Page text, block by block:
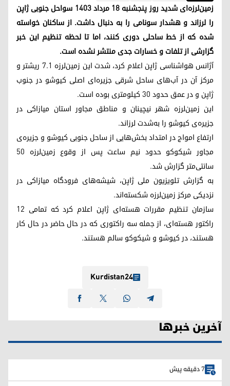
زمین‌لرزه‌ای شدید روز پنجشنبه ۱۸ مرداد ۱۴۰۳ سواحل جنوبی ژاپن
را لرزاند و هشدار سونامی را به دنبال داشت. از ساکنان خواسته
شده که از خط ساحلی دوری کنند، اما تا لحظه تنظیم این خبر
گزارشی از تلفات و خسارات جدی منتشر نشده است.
آژانس هواشناسی ژاپن اعلام کرد، شدت این زمین‌لرزه ۷.۱ ریشتر و
مرکز آن در آب‌های ساحل شرقی جزیره‌ای اصلی کیوشو در جنوب
ژاپن و در عمق حدود ۳۰ کیلومتری بوده است.
این زمین‌لرزه شهر نیچینان و مناطق مجاور استان میازاکی در
جزیره‌ی کیوشو را به‌شدت لرزاند.
ارتفاع امواج در امتداد بخش‌هایی از ساحل جنوبی کیوشو و جزیره‌ی
مجاور شیکوکو حدود نیم ساعت پس از وقوع زمین‌لرزه ۵۰
سانتی‌متر گزارش شد.
به گزارش تلویزیون ملی ژاپن، شیشه‌های فرودگاه میازاکی در
نزدیکی مرکز زمین‌لرزه شکسته‌اند.
سازمان تنظیم مقررات هسته‌ای ژاپن اعلام کرد که تمامی ۱۲
راکتور هسته‌ای، از جمله سه راکتوری که در حال حاضر در حال کار
هستند، در کیوشو و شیکوکو سالم هستند.
Kurdistan24
آخرین خبرها
7 دقیقه پیش